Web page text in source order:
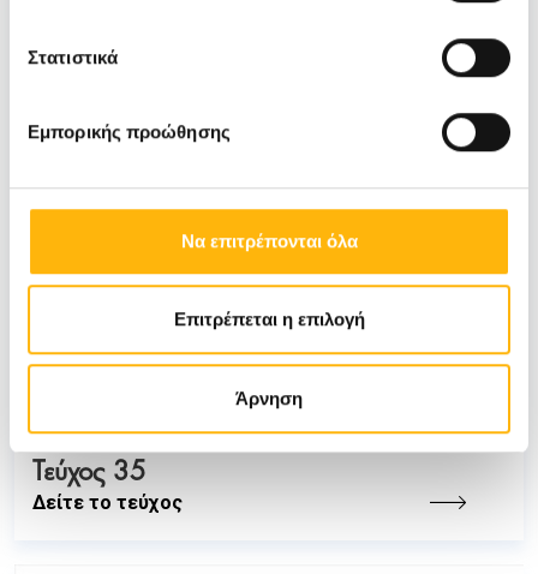
Στατιστικά
Εμπορικής προώθησης
Να επιτρέπονται όλα
Επιτρέπεται η επιλογή
Άρνηση
Τεύχος 35
Δείτε το τεύχος